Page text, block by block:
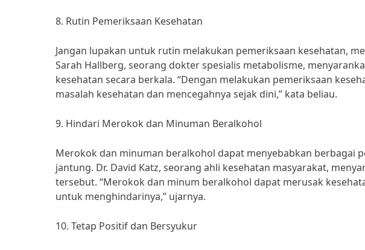
8. Rutin Pemeriksaan Kesehatan
Jangan lupakan untuk rutin melakukan pemeriksaan kesehatan,
Sarah Hallberg, seorang dokter spesialis metabolisme,
kesehatan secara berkala. “Dengan melakukan pemeriksaan
masalah kesehatan dan mencegahnya sejak dini,” kata beliau.
9. Hindari Merokok dan Minuman Beralkohol
Merokok dan minuman beralkohol dapat menyebabkan berbagai
jantung. Dr. David Katz, seorang ahli kesehatan masyarakat,
tersebut. “Merokok dan minum beralkohol dapat merusak
untuk menghindarinya,” ujarnya.
10. Tetap Positif dan Bersyukur